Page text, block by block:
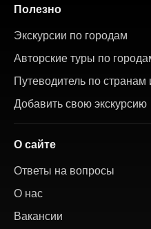
Полезно
Экскурсии по городам
Авторские туры по
Путеводитель по странам
Добавить свою экскурсию
О сайте
Ответы на вопросы
О нас
Вакансии